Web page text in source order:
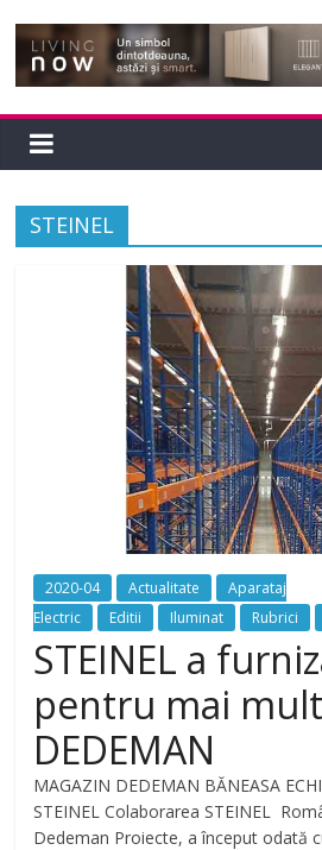
STEINEL
2020-04 Actualitate
Aparataj
Electric
Editii Iluminat Rubrici
STEINEL a
pentru mai
DEDEMAN
MAGAZIN DEDEMAN BĂNEASA
STEINEL Colaborarea STEINEL
Dedeman Proiecte, a început odată